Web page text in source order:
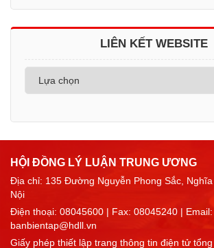
LIÊN KẾT WEBSITE
HỘI ĐỒNG LÝ LUẬN TRUNG ƯƠNG
Địa chỉ: 135 Đường Nguyễn Phong Sắc,
Nội
Điện thoại: 08045600 | Fax: 08045240 | Email:
banbientap@hdll.vn
Giấy phép thiết lập trang thông tin điện tử